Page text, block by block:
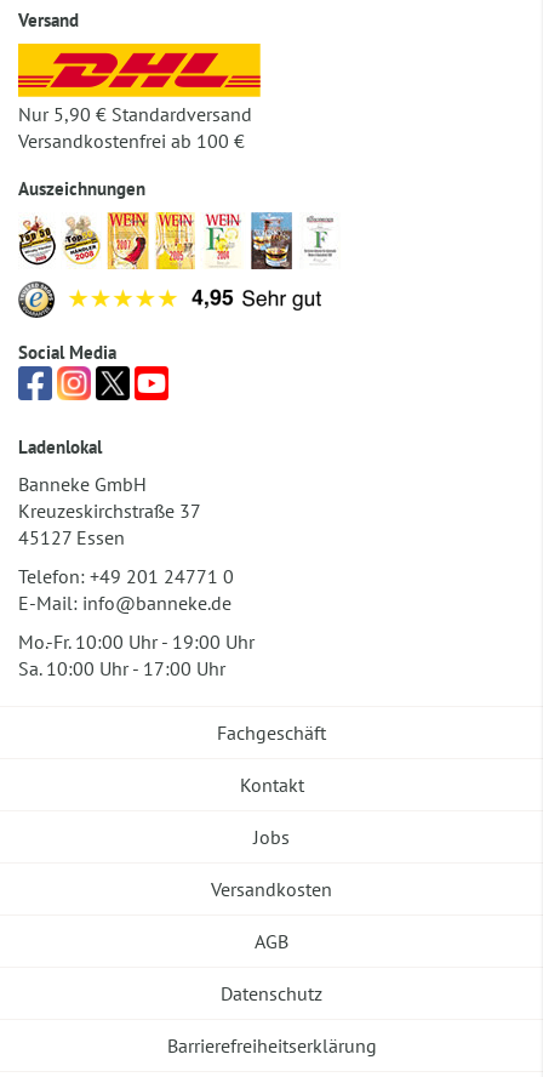
Versand
Nur 5,90 € Standardversand
Versandkostenfrei ab 100 €
Auszeichnungen
Social Media
Ladenlokal
Banneke GmbH
Kreuzeskirchstraße 37
45127 Essen
Telefon: +49 201 24771 0
E-Mail: info@banneke.de
Mo.-Fr. 10:00 Uhr - 19:00 Uhr
Sa. 10:00 Uhr - 17:00 Uhr
Fachgeschäft
Kontakt
Jobs
Versandkosten
AGB
Datenschutz
Barrierefreiheitserklärung